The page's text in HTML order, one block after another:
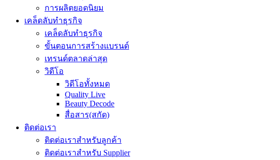
การผลิตยอดนิยม
เคล็ดลับทำธุรกิจ
เคล็ดลับทำธุรกิจ
ขั้นตอนการสร้างแบรนด์
เทรนด์ตลาดล่าสุด
วิดีโอ
วิดีโอทั้งหมด
Quality Live
Beauty Decode
สื่อสาร(สกัด)
ติดต่อเรา
ติดต่อเราสำหรับลูกค้า
ติดต่อเราสำหรับ Supplier